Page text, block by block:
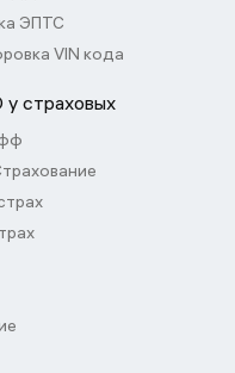
ЭПТС
VIN кода
страховых